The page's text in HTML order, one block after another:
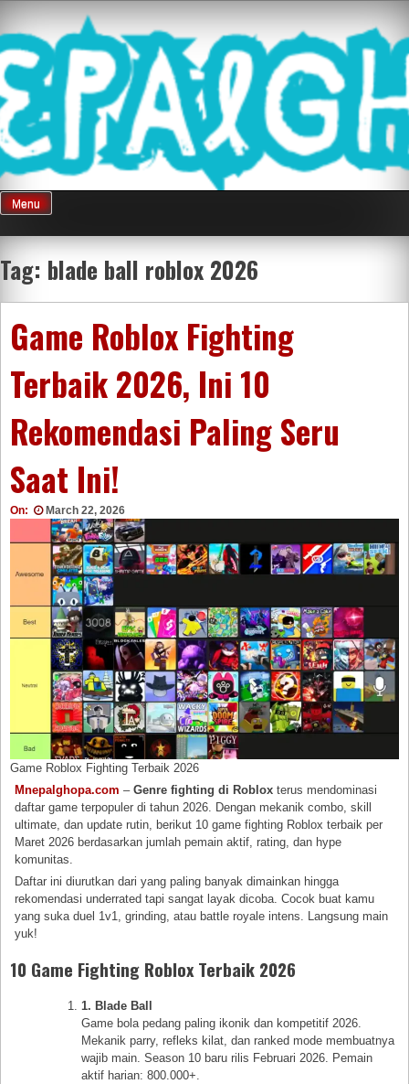
content
Mnepalghopa
Review Game
Terkini Paling
Seluruh Di
Indonesia
Menu
Tag: blade ball roblox 2026
Game Roblox Fighting
Terbaik 2026, Ini 10
Rekomendasi Paling Seru
Saat Ini!
On: March 22, 2026
Game Roblox Fighting Terbaik 2026
Mnepalghopa.com –Genre fighting di Roblox terus mendominasi
daftar game terpopuler di tahun 2026. Dengan mekanik combo, skill
ultimate, dan update rutin, berikut 10 game fighting Roblox terbaik per
Maret 2026 berdasarkan jumlah pemain aktif, rating, dan hype
komunitas.
Daftar ini diurutkan dari yang paling banyak dimainkan hingga
rekomendasi underrated tapi sangat layak dicoba. Cocok buat kamu
yang suka duel 1v1, grinding, atau battle royale intens. Langsung main
yuk!
10 Game Fighting Roblox Terbaik 2026
1. Blade Ball
Game bola pedang paling ikonik dan kompetitif 2026.
Mekanik parry, refleks kilat, dan ranked mode membuatnya
wajib main. Season 10 baru rilis Februari 2026. Pemain
aktif harian: 800.000+.